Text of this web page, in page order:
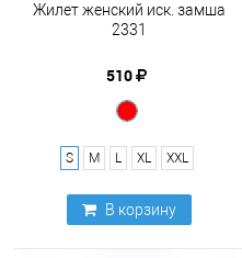
Жилет женский иск. замша
2331
510
S M L XL XXL
В корзину